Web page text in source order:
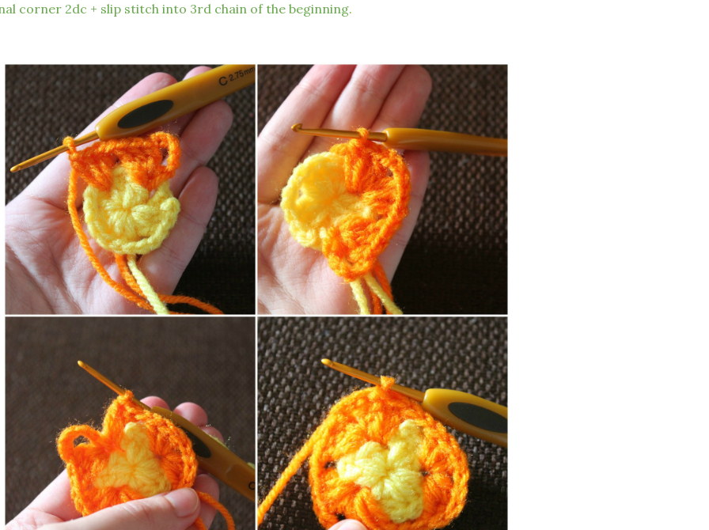
corner 2dc + slip stitch into 3rd chain of the beginning.